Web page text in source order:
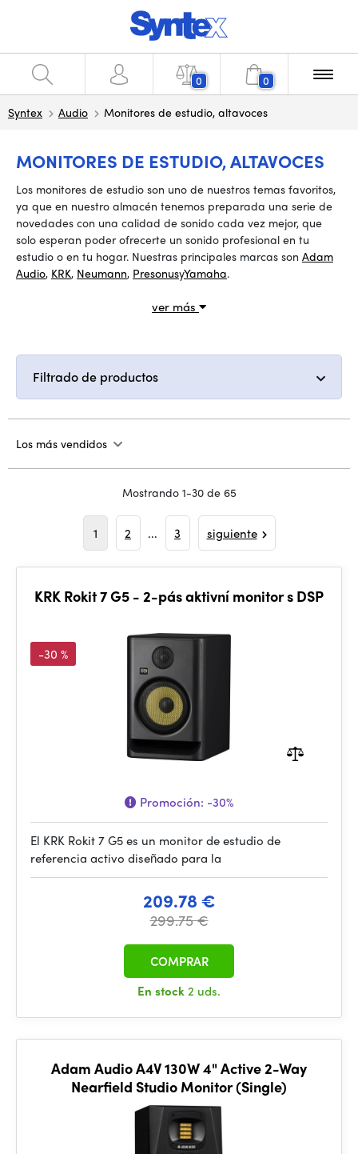
0 0
Syntex Audio Monitores de estudio, altavoces
MONITORES DE ESTUDIO, ALTAVOCES
Los monitores de estudio son uno de nuestros temas favoritos,
ya que en nuestro almacén tenemos preparada una serie de
novedades con una calidad de sonido cada vez mejor, que
solo esperan poder ofrecerte un sonido profesional en tu
estudio o en tu hogar. Nuestras principales marcas son Adam
Audio, KRK, Neumann, PresonusyYamaha.
ver más
Filtrado de productos
Los más vendidos
Mostrando 1-30 de 65
1 2 ... 3 siguiente
KRK Rokit 7 G5 - 2-pás aktivní monitor s DSP
-30 %
Promoción: -30%
El KRK Rokit 7 G5 es un monitor de estudio de
referencia activo diseñado para la
209.78 €
299.75 €
En stock2 uds.
COMPRAR
Adam Audio A4V 130W 4" Active 2-Way
Nearfield Studio Monitor (Single)